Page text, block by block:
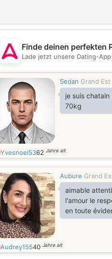
💖
Finde deinen perfekten
Lade jetzt unsere Dating-
Sedan Grand Est
je suis
70kg
Yvesnoel5362 Jahre alt
Aubure Grand
aimable
l'amour le
en toute
Audrey15540 Jahre alt